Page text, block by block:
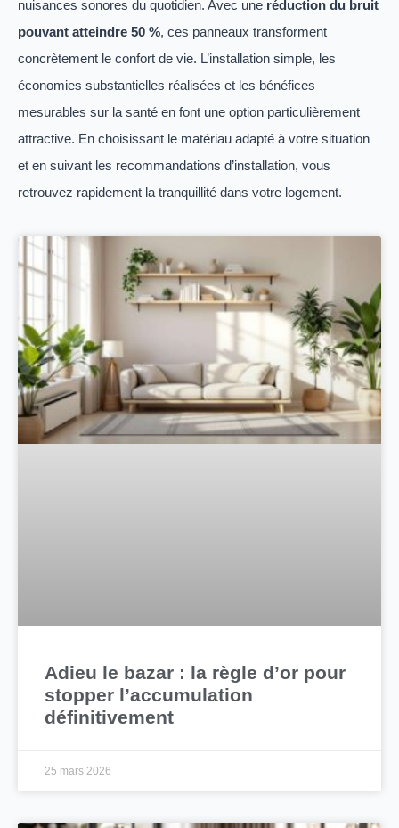
Adieu le bazar : la règle d’or pour
stopper l’accumulation
définitivement
25 mars 2026
nuisances sonores du quotidien. Avec une réduction du bruit
pouvant atteindre 50 %, ces panneaux transforment
concrètement le confort de vie. L’installation simple, les
économies substantielles réalisées et les bénéfices
mesurables sur la santé en font une option particulièrement
attractive. En choisissant le matériau adapté à votre situation
et en suivant les recommandations d’installation, vous
retrouvez rapidement la tranquillité dans votre logement.